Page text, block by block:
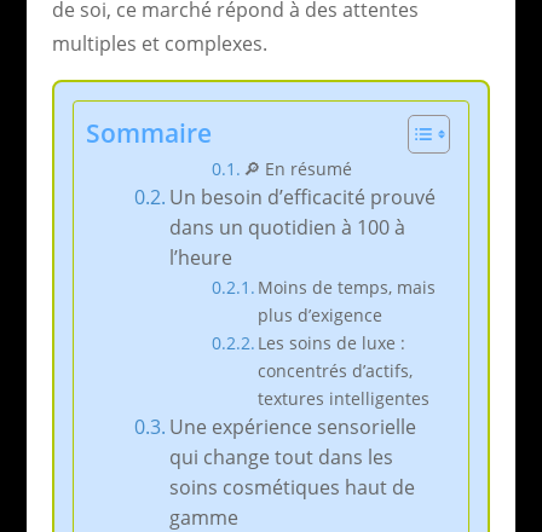
de soi, ce marché répond à des attentes
multiples et complexes.
Sommaire
🔎 En résumé
Un besoin d’efficacité prouvé
dans un quotidien à 100 à
l’heure
Moins de temps, mais
plus d’exigence
Les soins de luxe :
concentrés d’actifs,
textures intelligentes
Une expérience sensorielle
qui change tout dans les
soins cosmétiques haut de
gamme